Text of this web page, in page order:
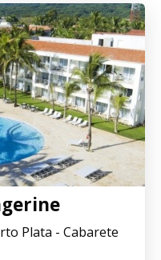
Plata - Cabarete